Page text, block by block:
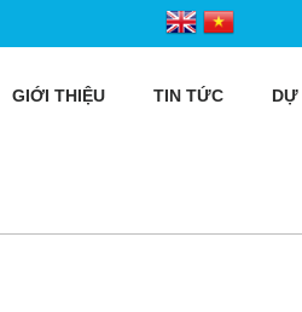
GIỚI THIỆU TIN TỨC DỰ